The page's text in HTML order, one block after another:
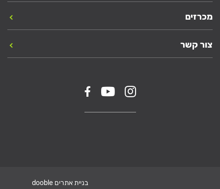
מכרזים
צור קשר
בניית אתרים dooble